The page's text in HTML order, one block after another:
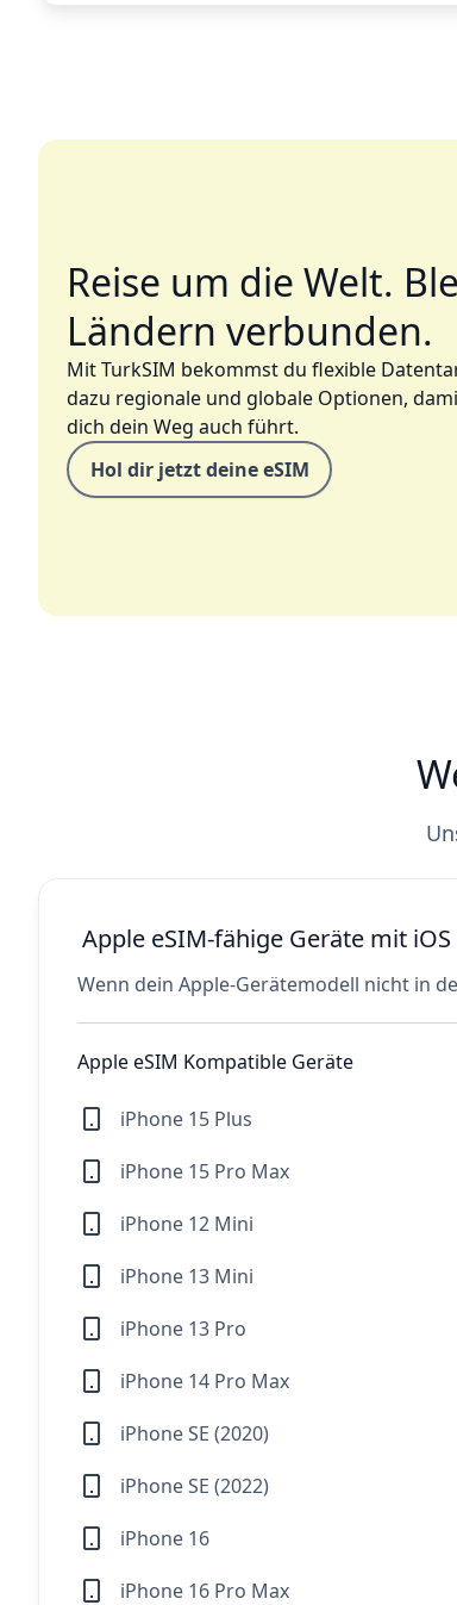
Reise um die Welt.
Ländern verbunden.
Mit TurkSIM bekommst du flexible
dazu regionale und globale Optionen,
dich dein Weg auch führt.
Hol dir jetzt deine eSIM
Apple eSIM-fähige Geräte mit iOS
Wenn dein Apple-Gerätemodell nicht in
Apple eSIM Kompatible Geräte
iPhone 15 Plus
iPhone 15 Pro Max
iPhone 12 Mini
iPhone 13 Mini
iPhone 13 Pro
iPhone 14 Pro Max
iPhone SE (2020)
iPhone SE (2022)
iPhone 16
iPhone 16 Pro Max